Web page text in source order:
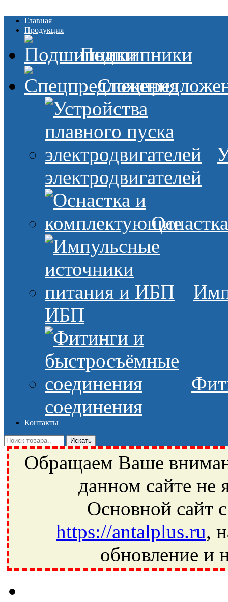
Главная
Продукция
Подшипники
электродвигателей
ИБП
соединения
Контакты
Обращаем Ваше
данном сайте не
Основной сайт
https://antalplus.ru,
обновление и
Ивантеевка, подшипники, пневматика, метизы, техника,